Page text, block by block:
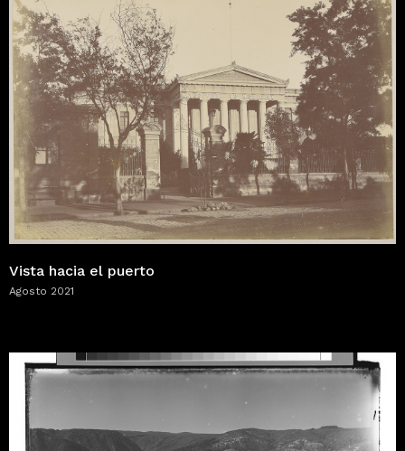
Vista hacia el puerto
Agosto 2021